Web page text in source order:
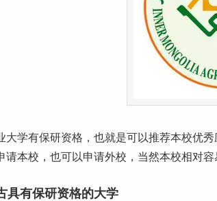
大学有保研资格，也就是可以推荐本校优秀
请本校，也可以申请外校，当然本校相对
具有保研资格的大学